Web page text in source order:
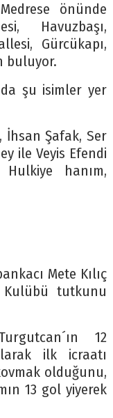
önünde
Havuzbaşı,
Gürcükapı,
buluyor.
şu isimler yer
İhsan Şafak, Ser
ile Veyis Efendi
hanım,
Mete Kılıç
Kulübü tutkunu
12
ilk icraatı
olduğunu,
13 gol yiyerek